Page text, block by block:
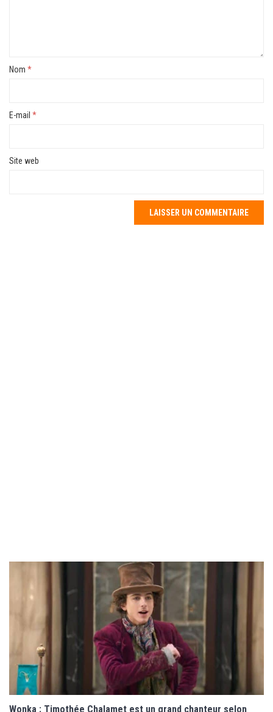
Nom *
E-mail *
Site web
Wonka : Timothée Chalamet est un grand chanteur selon